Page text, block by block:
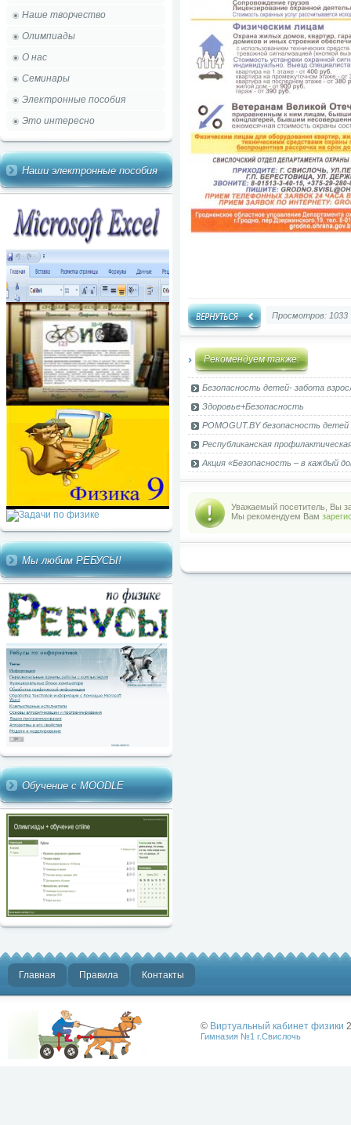
Наше творчество
Олимпиады
О нас
Семинары
Электронные пособия
Это интересно
Наши электронные пособия
Мы любим РЕБУСЫ!
Обучение с MOODLE
Просмотров: 1033
Рекомендуем также:
Безопасность детей- забота
Здоровье+Безопасность
POMOGUT.BY безопасность
Республиканская
Акция «Безопасность – в каждый
Уважаемый посетитель, Вы
Мы рекомендуем Вам
Главная Правила Контакты
© Виртуальный кабинет физики
Гимназия №1 г.Свислочь